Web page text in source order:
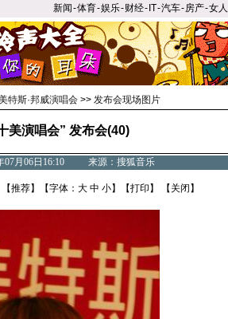
新闻-体育-娱乐-财经- IT-汽车-房产-女人
特斯·邦威演唱会 >> 发布会现场图片
美演唱会” 发布会(40)
07月06日16:10 来源：搜狐音乐
推荐】【字体： 大 中 小】【打印 】 【 关闭 】